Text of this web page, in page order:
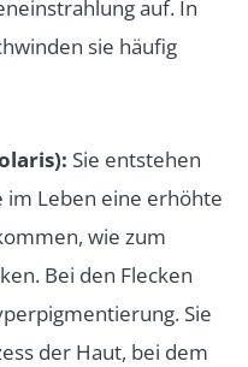
auf. In
sie häufig
Sie entstehen
Leben eine erhöhte
wie zum
Bei den Flecken
Sie
der Haut, bei dem